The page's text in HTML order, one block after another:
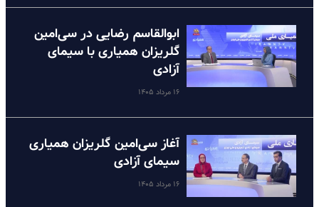
ابوالقاسم رضایی در سی‌امین
گلریزان همیاری با سیمای
آزادی
۱۶ مرداد ۱۴۰۵
آغاز سی‌امین گلریزان همیاری
سیمای آزادی
۱۶ مرداد ۱۴۰۵